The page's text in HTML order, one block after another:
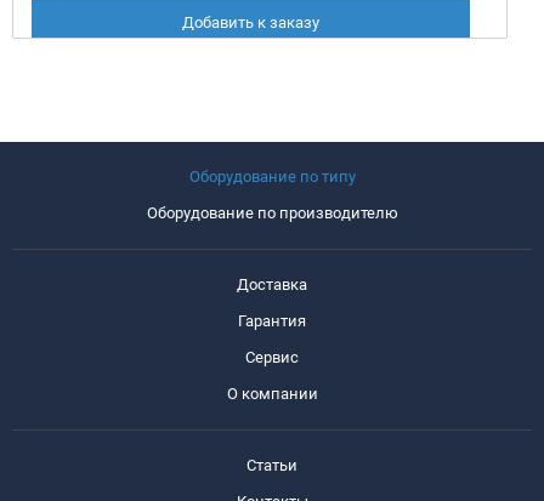
Добавить к заказу
Оборудование по типу
Оборудование по производителю
Доставка
Гарантия
Сервис
О компании
Статьи